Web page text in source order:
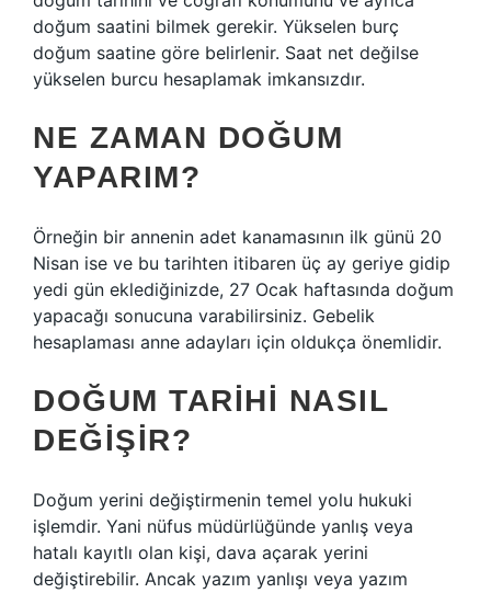
doğum saatini bilmek gerekir. Yükselen burç
doğum saatine göre belirlenir. Saat net değilse
yükselen burcu hesaplamak imkansızdır.
NE ZAMAN DOĞUM
YAPARIM?
Örneğin bir annenin adet kanamasının ilk günü 20
Nisan ise ve bu tarihten itibaren üç ay geriye gidip
yedi gün eklediğinizde, 27 Ocak haftasında doğum
yapacağı sonucuna varabilirsiniz. Gebelik
hesaplaması anne adayları için oldukça önemlidir.
DOĞUM TARIHI NASIL
DEĞIŞIR?
Doğum yerini değiştirmenin temel yolu hukuki
işlemdir. Yani nüfus müdürlüğünde yanlış veya
hatalı kayıtlı olan kişi, dava açarak yerini
değiştirebilir. Ancak yazım yanlışı veya yazım